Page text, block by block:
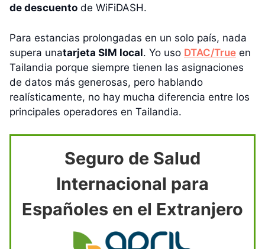
de descuento de WiFiDASH.
Para estancias prolongadas en un solo país, nada
supera unatarjeta SIM local. Yo uso DTAC/True en
Tailandia porque siempre tienen las asignaciones
de datos más generosas, pero hablando
realísticamente, no hay mucha diferencia entre los
principales operadores en Tailandia.
Seguro de Salud
Internacional para
Españoles en el Extranjero